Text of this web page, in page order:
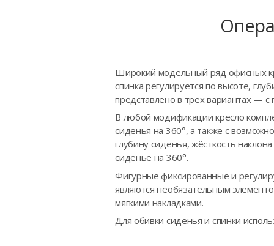
Широкий модельный ряд офисных
спинка регулируется по высоте,
представлено в трёх вариантах —
В любой модификации кресло
сиденья на 360°, а также с
глубину сиденья, жёсткость
сиденье на 360°.
Фигурные фиксированные и
являются необязательным
мягкими накладками.
Для обивки сиденья и спинки